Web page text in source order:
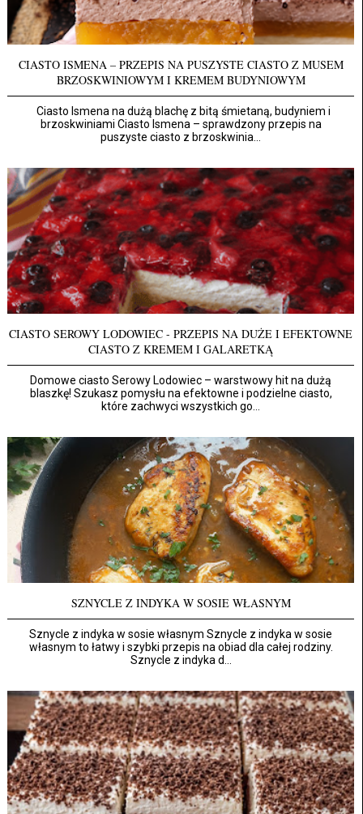
CIASTO ISMENA – PRZEPIS NA PUSZYSTE CIASTO Z MUSEM
BRZOSKWINIOWYM I KREMEM BUDYNIOWYM
Ciasto Ismena na dużą blachę z bitą śmietaną, budyniem i
brzoskwiniami Ciasto Ismena – sprawdzony przepis na
puszyste ciasto z brzoskwinia...
CIASTO SEROWY LODOWIEC - PRZEPIS NA DUŻE I EFEKTOWNE
CIASTO Z KREMEM I GALARETKĄ
Domowe ciasto Serowy Lodowiec – warstwowy hit na dużą
blaszkę! Szukasz pomysłu na efektowne i podzielne ciasto,
które zachwyci wszystkich go...
SZNYCLE Z INDYKA W SOSIE WŁASNYM
Sznycle z indyka w sosie własnym Sznycle z indyka w sosie
własnym to łatwy i szybki przepis na obiad dla całej rodziny.
Sznycle z indyka d...